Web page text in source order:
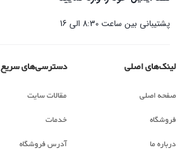
پشتیبانی بین ساعت 8:30 الی 16
لینک‌های اصلی
صفحه اصلی
فروشگاه
درباره ما
دسترسی‌های سریع
مقالات سایت
خدمات
آدرس فروشگاه